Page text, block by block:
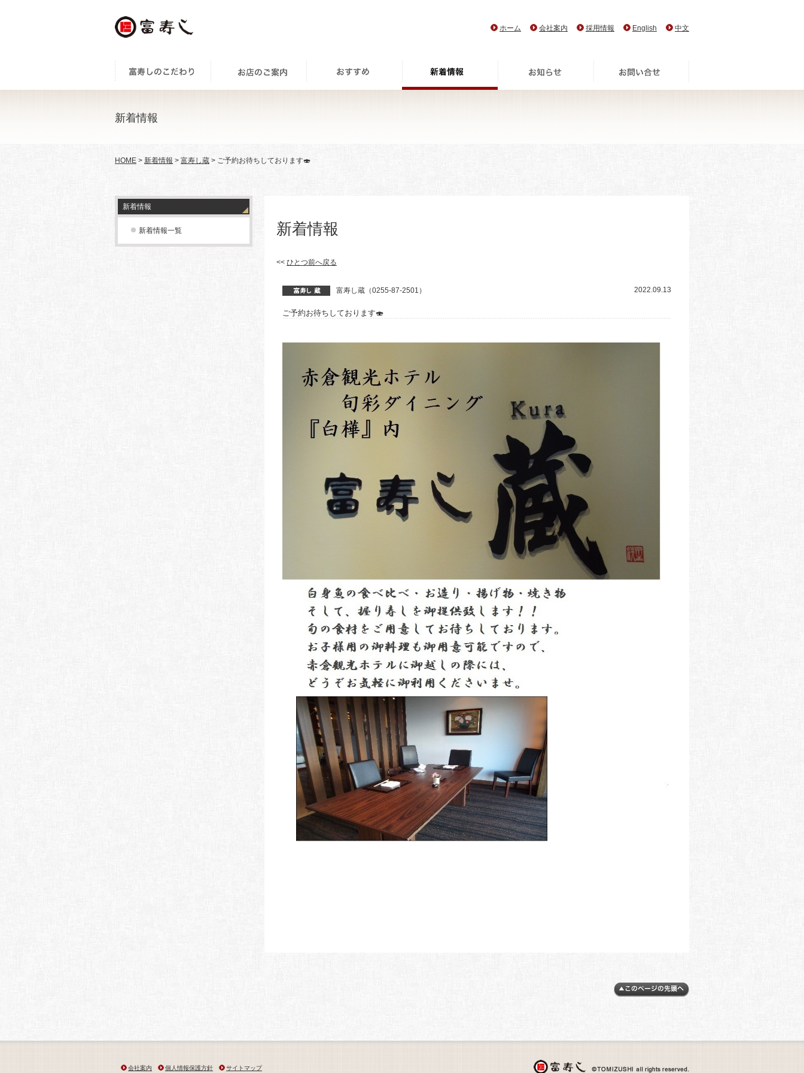
ホーム 会社案内 採用情報 English 中文
新着情報
HOME > 新着情報 > 富寿し蔵 > ご予約お待ちしております🍣
新着情報
新着情報一覧 新着情報
<< ひとつ前へ戻る
富寿し蔵（0255-87-2501） 2022.09.13
ご予約お待ちしております🍣
会社案内 個人情報保護方針 サイトマップ